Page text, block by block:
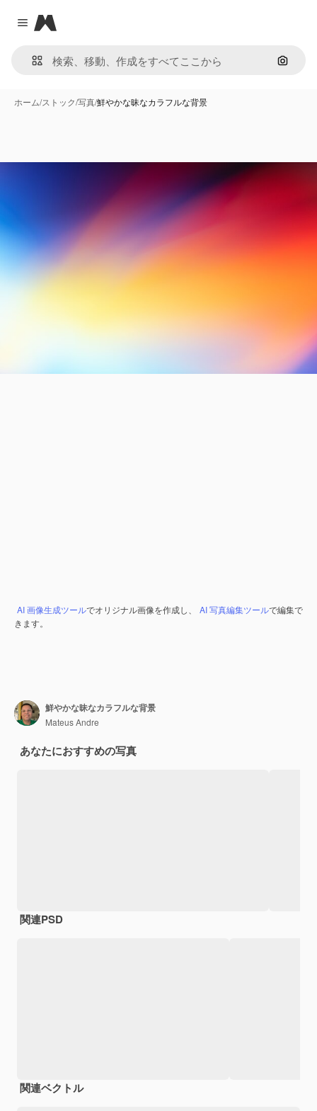
Close menu
Magnific
画像で
ホーム/ストック/写真/鮮やかな昧なカラフルな背景
AI 画像生成ツールでオリジナル画像を作成し、 AI 写真編集ツールで編集で
きます。
鮮やかな昧なカラフルな背景
Mateus Andre
あなたにおすすめの写真
関連PSD
関連ベクトル